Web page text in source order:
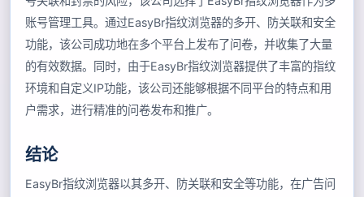
账号管理工具。通过EasyBr指纹浏览器的多开、防关联和安全
功能，该公司成功地在多个平台上发布了问卷，并收集了大量
的有效数据。同时，由于EasyBr指纹浏览器提供了丰富的指纹
环境和自定义IP功能，该公司还能够根据不同平台的特点和用
户需求，进行精准的问卷发布和推广。
结论
EasyBr指纹浏览器以其多开、防关联和安全等功能，在广告问